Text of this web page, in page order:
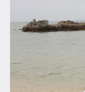
特定商取引に
プライバシーポ